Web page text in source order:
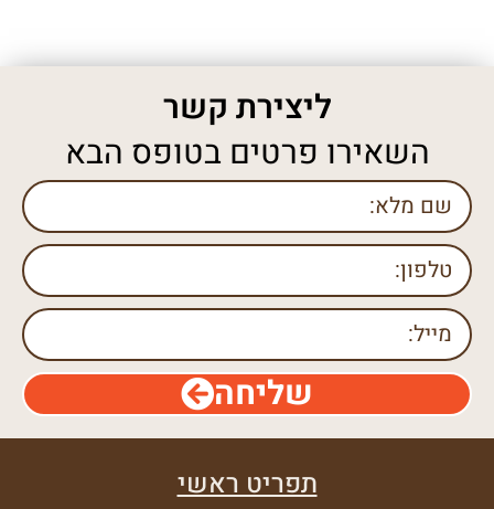
ליצירת קשר
השאירו פרטים בטופס הבא
שליחה
תפריט ראשי